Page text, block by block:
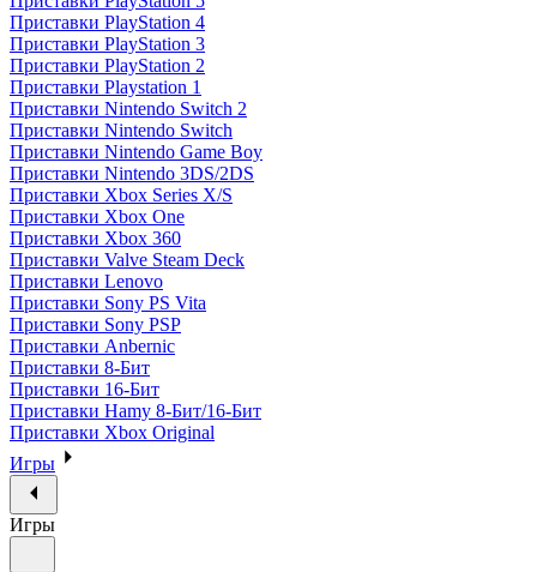
Приставки PlayStation 4
Приставки PlayStation 3
Приставки PlayStation 2
Приставки Playstation 1
Приставки Nintendo Switch 2
Приставки Nintendo Switch
Приставки Nintendo Game Boy
Приставки Nintendo 3DS/2DS
Приставки Xbox Series X/S
Приставки Xbox One
Приставки Xbox 360
Приставки Valve Steam Deck
Приставки Lenovo
Приставки Sony PS Vita
Приставки Sony PSP
Приставки Anbernic
Приставки 8-Бит
Приставки 16-Бит
Приставки Hamy 8-Бит/16-Бит
Приставки Xbox Original
Игры
Игры